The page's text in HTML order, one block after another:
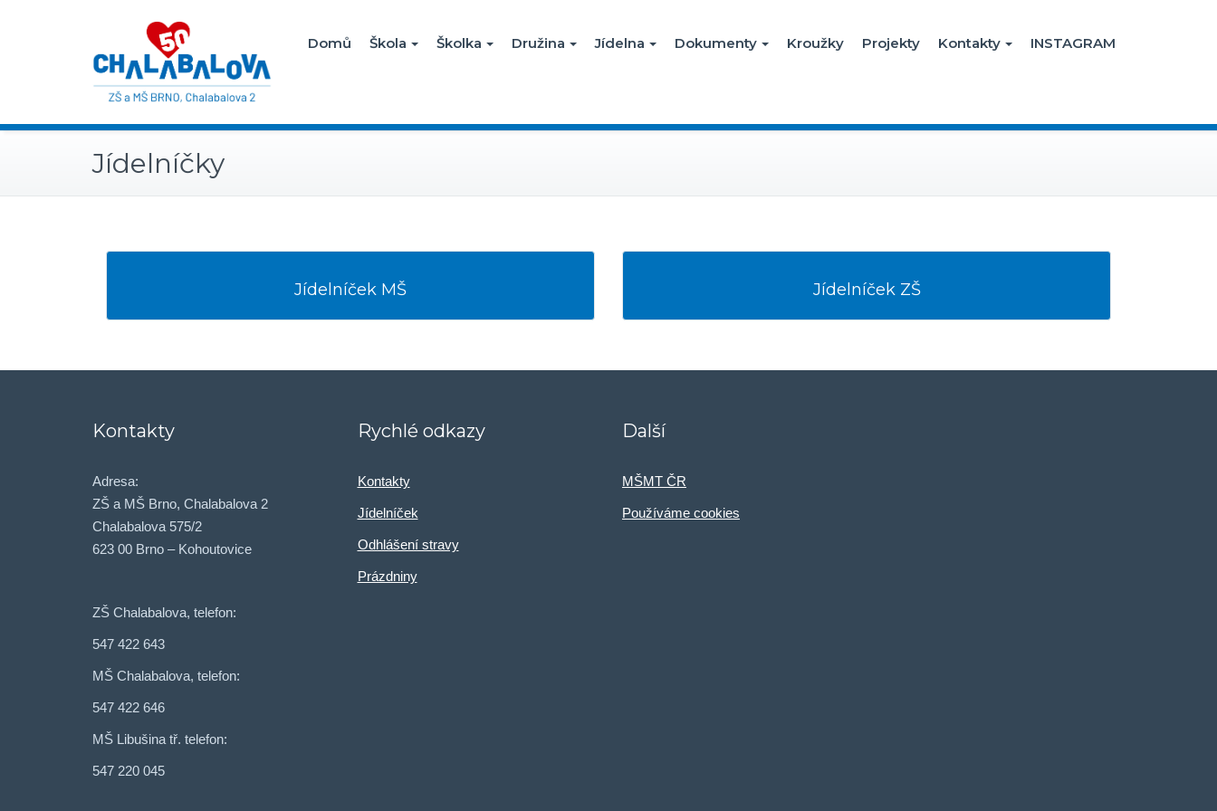
Domů Škola Školka Družina Jídelna Dokumenty Kroužky Projekty Kontakty INSTAGRAM
Jídelníčky
Jídelníček MŠ Jídelníček ZŠ
Kontakty
Adresa:
ZŠ a MŠ Brno, Chalabalova 2
Chalabalova 575/2
623 00 Brno – Kohoutovice
ZŠ Chalabalova, telefon:
547 422 643
MŠ Chalabalova, telefon:
547 422 646
MŠ Libušina tř. telefon:
547 220 045
Rychlé odkazy
Kontakty
Jídelníček
Odhlášení stravy
Prázdniny
Další
MŠMT ČR
Používáme cookies